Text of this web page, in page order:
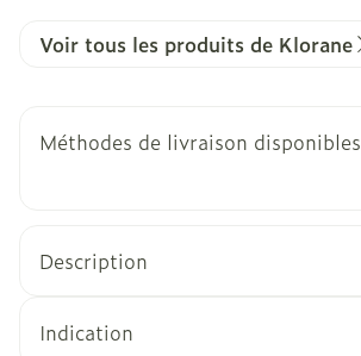
Voir tous les produits de Klorane
Méthodes de livraison disponibles
Description
Indication